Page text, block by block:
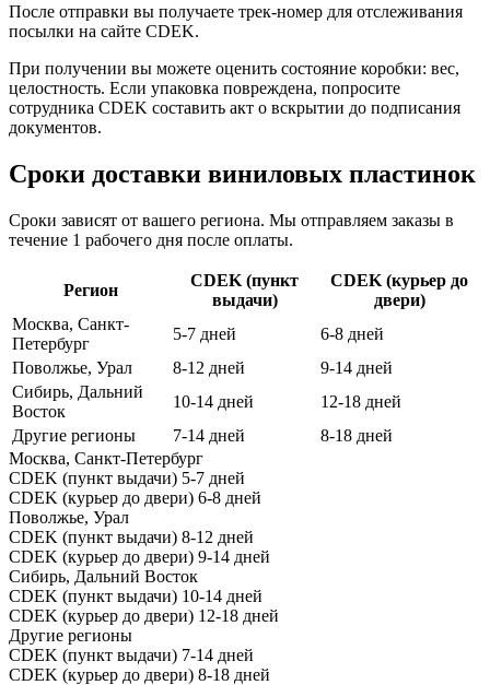
После отправки вы получаете трек-номер для отслеживания
посылки на сайте CDEK.
При получении вы можете оценить состояние коробки: вес,
целостность. Если упаковка повреждена, попросите
сотрудника CDEK составить акт о вскрытии до подписания
документов.
Сроки доставки виниловых пластинок
Сроки зависят от вашего региона. Мы отправляем заказы в
течение 1 рабочего дня после оплаты.
Регион
CDEK (пункт
выдачи)
CDEK (курьер до
двери)
Москва, Санкт-
Петербург
5-7 дней
6-8 дней
Поволжье, Урал
8-12 дней
9-14 дней
Сибирь, Дальний
Восток
10-14 дней
12-18 дней
Другие регионы
7-14 дней
8-18 дней
Москва, Санкт-Петербург
CDEK (пункт выдачи) 5-7 дней
CDEK (курьер до двери) 6-8 дней
Поволжье, Урал
CDEK (пункт выдачи) 8-12 дней
CDEK (курьер до двери) 9-14 дней
Сибирь, Дальний Восток
CDEK (пункт выдачи) 10-14 дней
CDEK (курьер до двери) 12-18 дней
Другие регионы
CDEK (пункт выдачи) 7-14 дней
CDEK (курьер до двери) 8-18 дней